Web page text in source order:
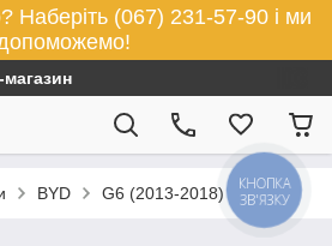
Наберіть (067) 231-57-90 і ми
магазин
BYD G6 (2013-2018)
КНОПКА
ЗВ'ЯЗКУ